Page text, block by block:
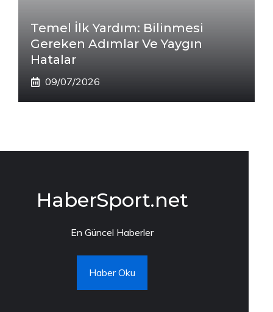
Temel İlk Yardım: Bilinmesi
Gereken Adımlar Ve Yaygın
Hatalar
09/07/2026
HaberSport.net
En Güncel Haberler
Haber Oku